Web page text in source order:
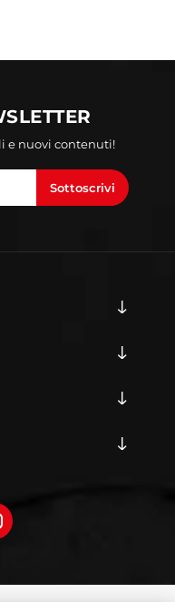
e nuovi contenuti!
Sottoscrivi